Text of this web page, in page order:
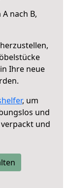
nach B,
Ihre neue
, um
und
und